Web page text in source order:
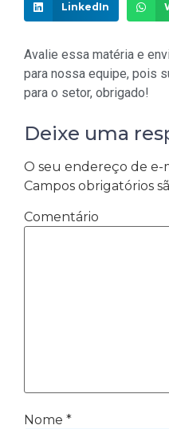
LinkedIn
Avalie essa matéria e
para nossa equipe, pois
para o setor, obrigado!
Deixe uma
O seu endereço de e-
Campos obrigatórios
Comentário
Nome *